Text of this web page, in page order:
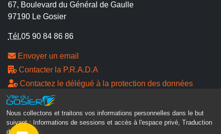
Nous collectons et traitons vos informations personnelles dans le but
suivant :
Informations de sessions et accès à l'espace privé, Traduction
des pages .
67, Boulevard du Général de Gaulle
97190 Le Gosier
Tél.05 90 84 86 86
Envoyer un email
Contacter la P.R.A.D.A
Contactez le délégué à la protection des données
personnelles - D.P.O
Suivez-nous